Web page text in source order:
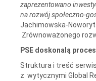
zaprezentowano
na rozwój społeczno-
Jachimowska-
Zrównoważonego
PSE doskonalą
Struktura i treść
z wytycznymi Global